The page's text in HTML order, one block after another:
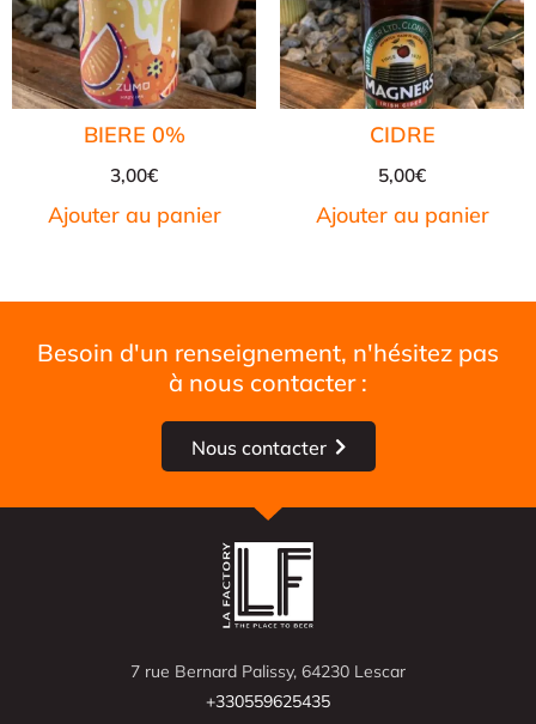
BIERE 0%
3,00€
Ajouter au panier
CIDRE
5,00€
Ajouter au panier
Besoin d'un renseignement, n'hésitez pas
à nous contacter :
Nous contacter
7 rue Bernard Palissy, 64230 Lescar
+330559625435